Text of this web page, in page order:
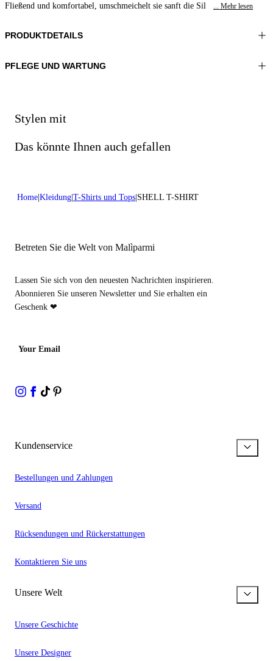
Fließend und komfortabel, umschmeichelt sie sanft die Sil
... Mehr lesen
PRODUKTDETAILS
Material:MATERIAL 1 81%POLYAMID 19%ELASTOMER
PFLEGE UND WARTUNG
Nicht mit Chlor behandeln
Chemisch reinigen mit Kohlenwasserstoffen
Stylen mit
Das könnte Ihnen auch gefallen
Home Kleidung T-Shirts und Tops SHELL T-SHIRT
Betreten Sie die Welt von Malìparmi
Lassen Sie sich von den neuesten Nachrichten inspirieren.
Abonnieren Sie unseren Newsletter und Sie erhalten ein
Geschenk ❤
Your Email
Kundenservice
Bestellungen und Zahlungen
Versand
Rücksendungen und Rückerstattungen
Kontaktieren Sie uns
Unsere Welt
Unsere Geschichte
Unsere Designer